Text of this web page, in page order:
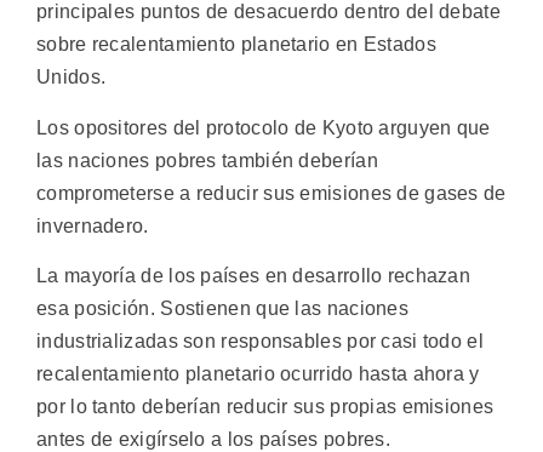
principales puntos de desacuerdo dentro del debate
sobre recalentamiento planetario en Estados
Unidos.
Los opositores del protocolo de Kyoto arguyen que
las naciones pobres también deberían
comprometerse a reducir sus emisiones de gases de
invernadero.
La mayoría de los países en desarrollo rechazan
esa posición. Sostienen que las naciones
industrializadas son responsables por casi todo el
recalentamiento planetario ocurrido hasta ahora y
por lo tanto deberían reducir sus propias emisiones
antes de exigírselo a los países pobres.